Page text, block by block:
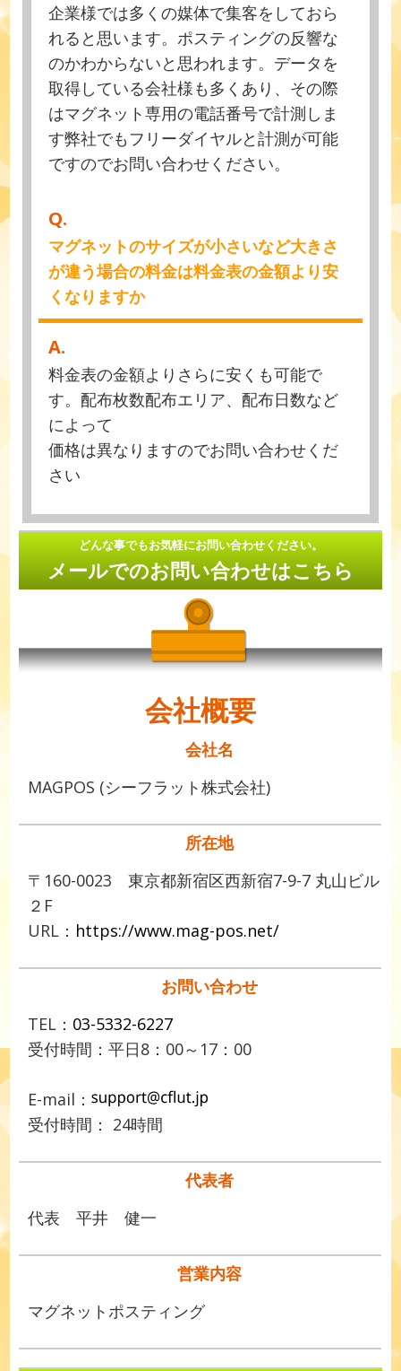
企業様では多くの媒体で集客をしておら
れると思います。ポスティングの反響な
のかわからないと思われます。データを
取得している会社様も多くあり、その際
はマグネット専用の電話番号で計測しま
す弊社でもフリーダイヤルと計測が可能
ですのでお問い合わせください。
Q.
マグネットのサイズが小さいなど大きさ
が違う場合の料金は料金表の金額より安
くなりますか
A.
料金表の金額よりさらに安くも可能で
す。配布枚数配布エリア、配布日数など
によって
価格は異なりますのでお問い合わせくだ
さい
どんな事でもお気軽にお問い合わせください。
メールでのお問い合わせはこちら
会社概要
会社名
MAGPOS (シーフラット株式会社)
所在地
〒160-0023 東京都新宿区西新宿7-9-7 丸山ビル
２F
URL： https://www.mag-pos.net/
お問い合わせ
TEL： 03-5332-6227
受付時間：平日8：00～17：00
E-mail：
受付時間： 24時間
代表者
代表 平井 健一
営業内容
マグネットポスティング